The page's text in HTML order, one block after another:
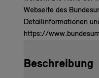
Webseite des
Detailinformationen
https://
Beschreibung